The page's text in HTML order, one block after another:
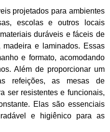
projetados para ambientes
escolas e outros locais
duráveis e fáceis de
madeira e laminados. Essas
e formato, acomodando
Além de proporcionar um
refeições, as mesas de
ser resistentes e funcionais,
Elas são essenciais
e higiênico para as